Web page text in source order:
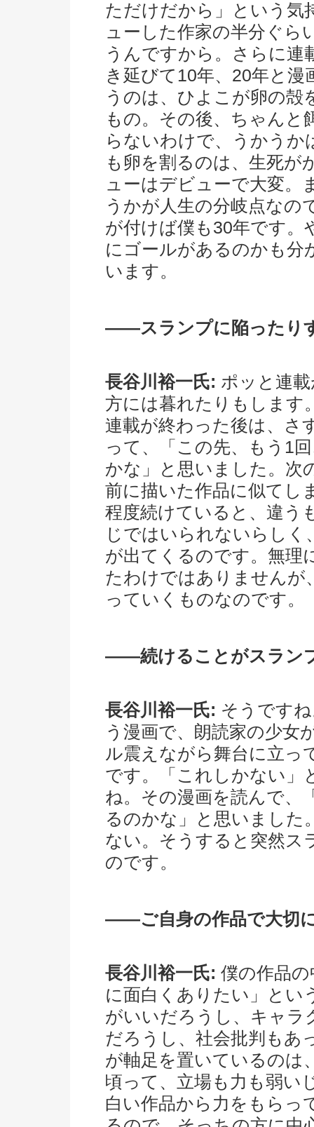
ただけだから」という気
ューした作家の半分ぐら
うんですから。さらに連
き延びて10年、20年と
うのは、ひよこが卵の殻
もの。その後、ちゃんと
らないわけで、うかう
も卵を割るのは、生死が
ューはデビューで大変。
うかが人生の分岐点なの
が付けば僕も30年です
にゴールがあるのかも分
います。
――スランプに陥ったり
長谷川裕一氏: ポッと連
方には暮れたりもします
連載が終わった後は、さ
って、「この先、もう1
かな」と思いました。次
前に描いた作品に似てし
程度続けていると、違う
じではいられないらし
が出てくるのです。無理
たわけではありませんが
っていくものなのです。
――続けることがスラン
長谷川裕一氏: そうです
う漫画で、朗読家の少女
ル震えながら舞台に立っ
です。「これしかない」
ね。その漫画を読んで、
るのかな」と思いました
ない。そうすると突然ス
のです。
――ご自身の作品で大切
長谷川裕一氏: 僕の作品
に面白くありたい」とい
がいいだろうし、キャラ
だろうし、社会批判もあ
が軸足を置いているのは
頃って、立場も力も弱い
白い作品から力をもらっ